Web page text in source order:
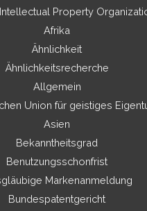
Property
Afrika
Ähnlichkeit
Ähnlichkeitsrecherche
Allgemein
Union für geistiges
Asien
Bekanntheitsgrad
Benutzungsschonfrist
Markenanmeldung
Bundespatentgericht